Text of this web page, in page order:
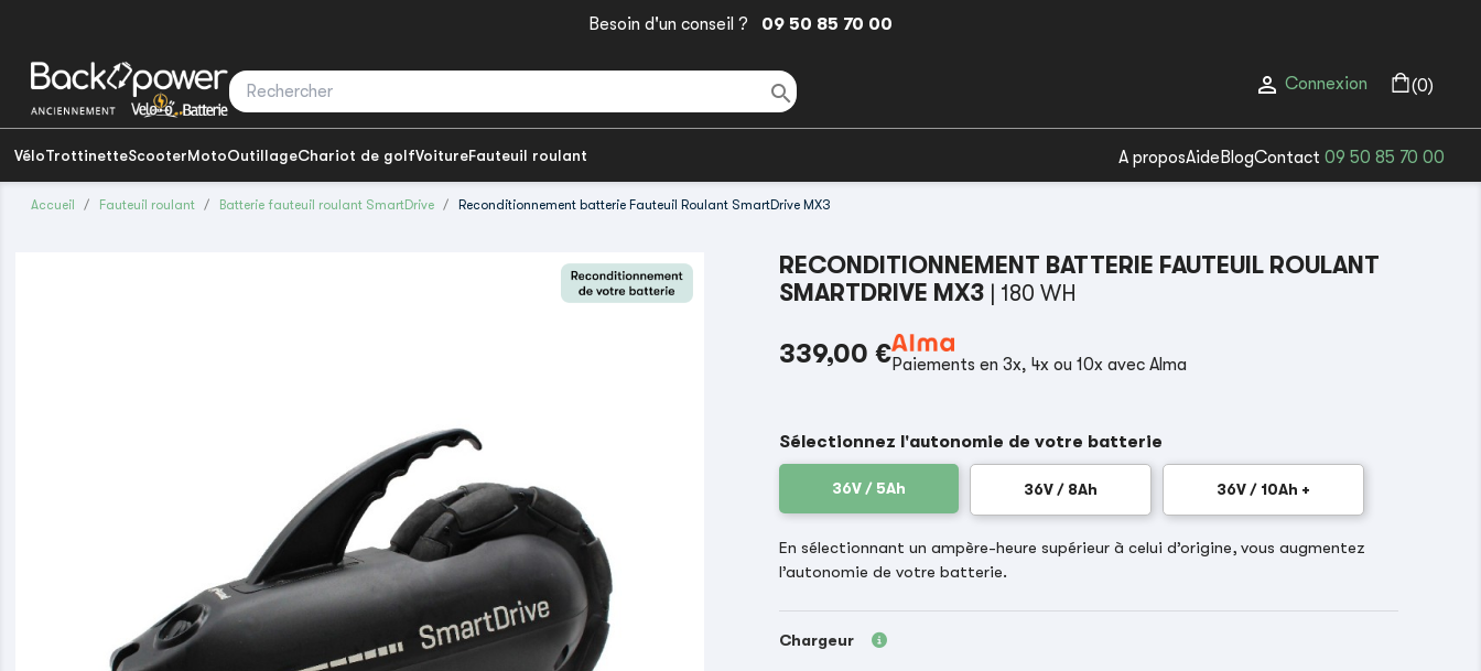
Besoin d'un conseil ? 09 50 85 70 00
  Connexion (0)
VéloTrottinetteScooterMotoOutillageChariot de golfVoitureFauteuil roulant A proposAide BlogContact 09 50 85 70 00
Accueil Fauteuil roulant Batterie fauteuil roulant SmartDrive Reconditionnement batterie Fauteuil Roulant SmartDrive MX3
RECONDITIONNEMENT BATTERIE FAUTEUIL ROULANT
SMARTDRIVE MX3
| 180 WH
339,00 €Paiements en 3x, 4x ou 10x avec Alma
Sélectionnez l'autonomie de votre batterie
36V / 5Ah 36V / 8Ah 36V / 10Ah +
En sélectionnant un ampère-heure supérieur à celui d’origine, vous augmentez
l’autonomie de votre batterie.
Chargeur